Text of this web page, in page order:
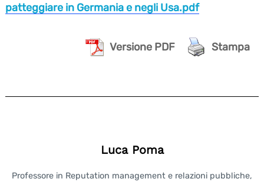
patteggiare in Germania e negli Usa.pdf
Versione PDF Stampa
Luca Poma
Professore in Reputation management e relazioni pubbliche,